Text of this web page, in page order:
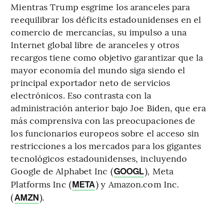
Mientras Trump esgrime los aranceles para
reequilibrar los déficits estadounidenses en el
comercio de mercancías, su impulso a una
Internet global libre de aranceles y otros
recargos tiene como objetivo garantizar que la
mayor economía del mundo siga siendo el
principal exportador neto de servicios
electrónicos. Eso contrasta con la
administración anterior bajo Joe Biden, que era
más comprensiva con las preocupaciones de
los funcionarios europeos sobre el acceso sin
restricciones a los mercados para los gigantes
tecnológicos estadounidenses, incluyendo
Google de Alphabet Inc (GOOGL), Meta
Platforms Inc (META) y Amazon.com Inc.
(AMZN).